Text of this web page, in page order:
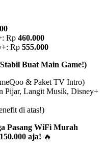
: Rp 460.000
: Rp 555.000
Buat Main Game!)
& Paket TV Intro)
Pijar, Langit Musik, Disney+
di atas!)
Pasang WiFi Murah
aja! 🔥